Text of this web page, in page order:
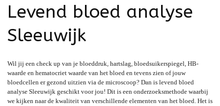
Levend bloed analyse
Sleeuwijk
Wil jij een check up van je bloeddruk, hartslag, bloedsuikerspiegel, HB-
waarde en hematocriet waarde van het bloed en tevens zien of jouw
bloedcellen er gezond uitzien via de microscoop? Dan is levend bloed
analyse Sleeuwijk geschikt voor jou! Dit is een onderzoeksmethode waarbij
we kijken naar de kwaliteit van verschillende elementen van het bloed. Het is